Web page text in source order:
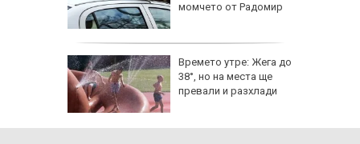
момчето от Радомир
Времето утре: Жега до
38°, но на места ще
превали и разхлади